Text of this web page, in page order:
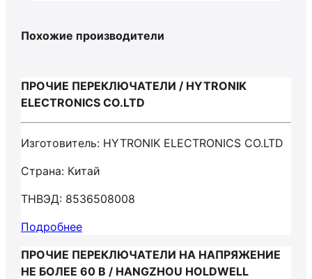
Похожие производители
ПРОЧИЕ ПЕРЕКЛЮЧАТЕЛИ / HYTRONIK
ELECTRONICS CO.LTD
Изготовитель: HYTRONIK ELECTRONICS CO.LTD
Страна: Китай
ТНВЭД: 8536508008
Подробнее
ПРОЧИЕ ПЕРЕКЛЮЧАТЕЛИ НА НАПРЯЖЕНИЕ
НЕ БОЛЕЕ 60 В / HANGZHOU HOLDWELL